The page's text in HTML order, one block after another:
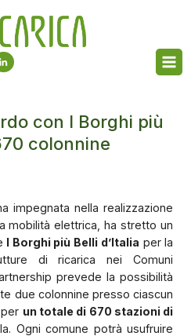
con I Borghi più
colonnine
impegnata nella realizzazione
mobilità elettrica, ha stretto un
I Borghi più Belli d’Italia per la
di ricarica nei Comuni
prevede la possibilità
due colonnine presso ciascun
un totale di 670 stazioni di
Ogni comune potrà usufruire